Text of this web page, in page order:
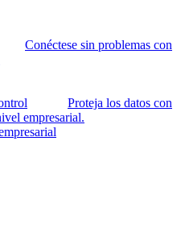
Conéctese sin problemas con
Proteja los datos con
empresarial.